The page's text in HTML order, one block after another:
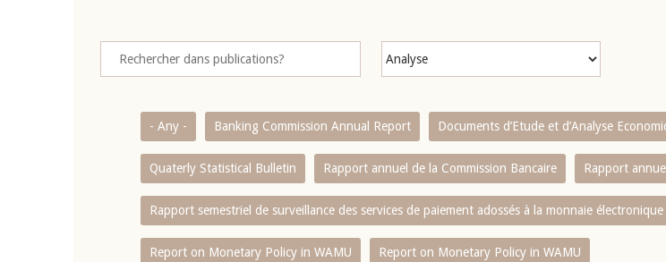
- Any - Banking Commission Annual Report Documents d’Etude et d’Analyse
Quaterly Statistical Bulletin Rapport annuel de la Commission Bancaire Rapport
Rapport semestriel de surveillance des services de paiement adossés à la monnaie électronique
Report on Monetary Policy in WAMU Report on Monetary Policy in WAMU